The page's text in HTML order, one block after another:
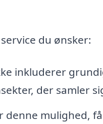
du ønsker:
inkluderer
der samler
denne mulighed,